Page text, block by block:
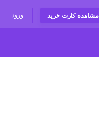
ورود مشاهده کارت خرید